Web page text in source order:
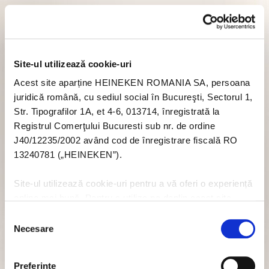
Site-ul utilizează cookie-uri
Acest site aparține HEINEKEN ROMANIA SA, persoana
juridică română, cu sediul social în Bucureşti, Sectorul 1,
Str. Tipografilor 1A, et 4-6, 013714, înregistrată la
Registrul Comerţului Bucuresti sub nr. de ordine
J40/12235/2002 având cod de înregistrare fiscală RO
13240781 („HEINEKEN”).
Site-ul utilizează cookie-uri pentru a vă oferi o experiență
acceptați cookie-uri în legătură cu utilizarea acestui site
nu trebuie să acceptați cookie-uri prin intermediul banner-
ului pop-up, sau puteți să dezactivați cookie-urile - dar
consimțământului
Necesare
Preferinţe